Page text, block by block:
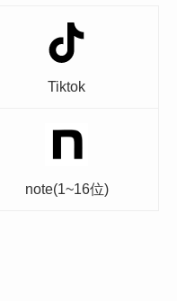
Tiktok
note(1~16位)